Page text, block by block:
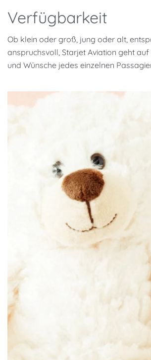
Verfügbarkeit
Ob klein oder groß, jung oder alt,
anspruchsvoll, Starjet Aviation geht
und Wünsche jedes einzelnen